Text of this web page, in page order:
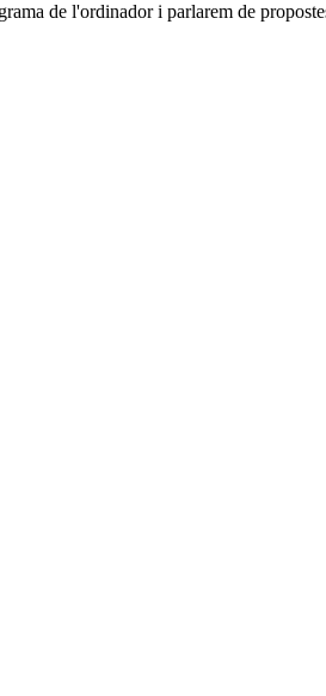
de l'ordinador i parlarem de